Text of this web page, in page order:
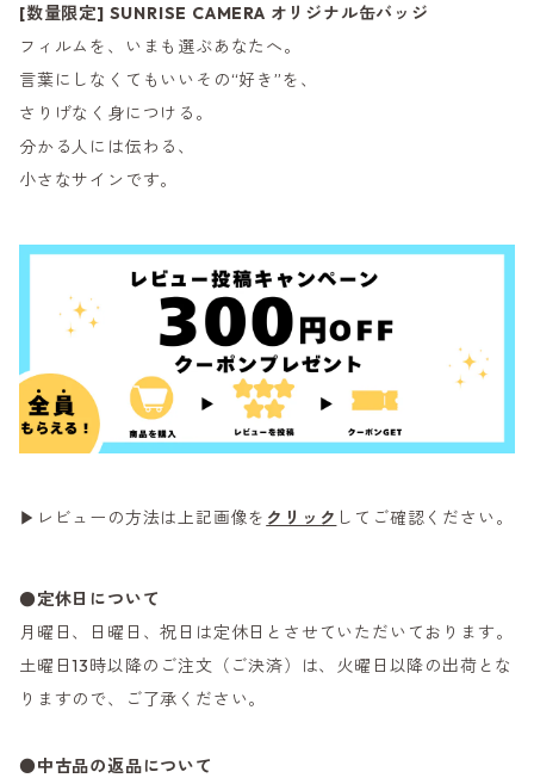
[数量限定] SUNRISE CAMERA オリジナル缶バッジ
フィルムを、いまも選ぶあなたへ。
言葉にしなくてもいいその“好き”を、
さりげなく身につける。
分かる人には伝わる、
小さなサインです。
▶レビューの方法は上記画像を クリック してご確認ください。
●定休日について
月曜日、日曜日、祝日は定休日とさせていただいております。
土曜日13時以降のご注文（ご決済）は、火曜日以降の出荷とな
りますので、ご了承ください。
●中古品の返品について